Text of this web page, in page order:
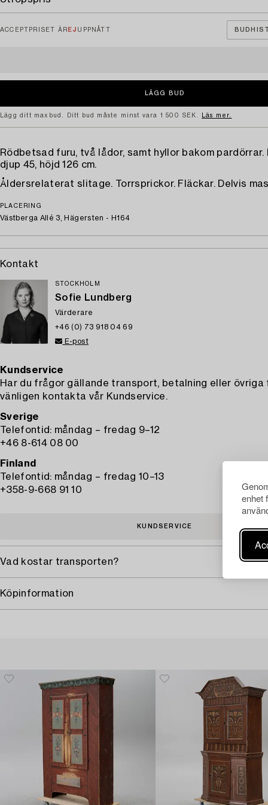
enhet
ACCEPTPRISET ÄR EJ UPPNÅTT
Lägg ditt maxbud. Ditt bud måste minst vara 1 500 SEK. Läs mer.
Rödbetsad furu, två lådor, samt hyllor bakom pardörrar.
djup 45, höjd 126 cm.
Åldersrelaterat slitage. Torrsprickor. Fläckar. Delvis
PLACERING
Västberga Allé 3, Hägersten - H164
Kontakt
STOCKHOLM
Sofie Lundberg
Värderare
+46 (0) 73 918 04 69
E-post
Kundservice
Har du frågor gällande transport, betalning eller övriga
vänligen kontakta vår Kundservice.
Sverige
Telefontid: måndag – fredag 9–12
+46 8-614 08 00
Finland
Telefontid: måndag – fredag 10–13
+358-9-668 91 10
KUNDSERVICE
Vad kostar transporten?
Köpinformation